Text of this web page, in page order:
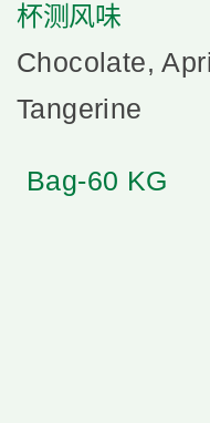
杯测风味
Chocolate,
Tangerine
Bag-60 KG